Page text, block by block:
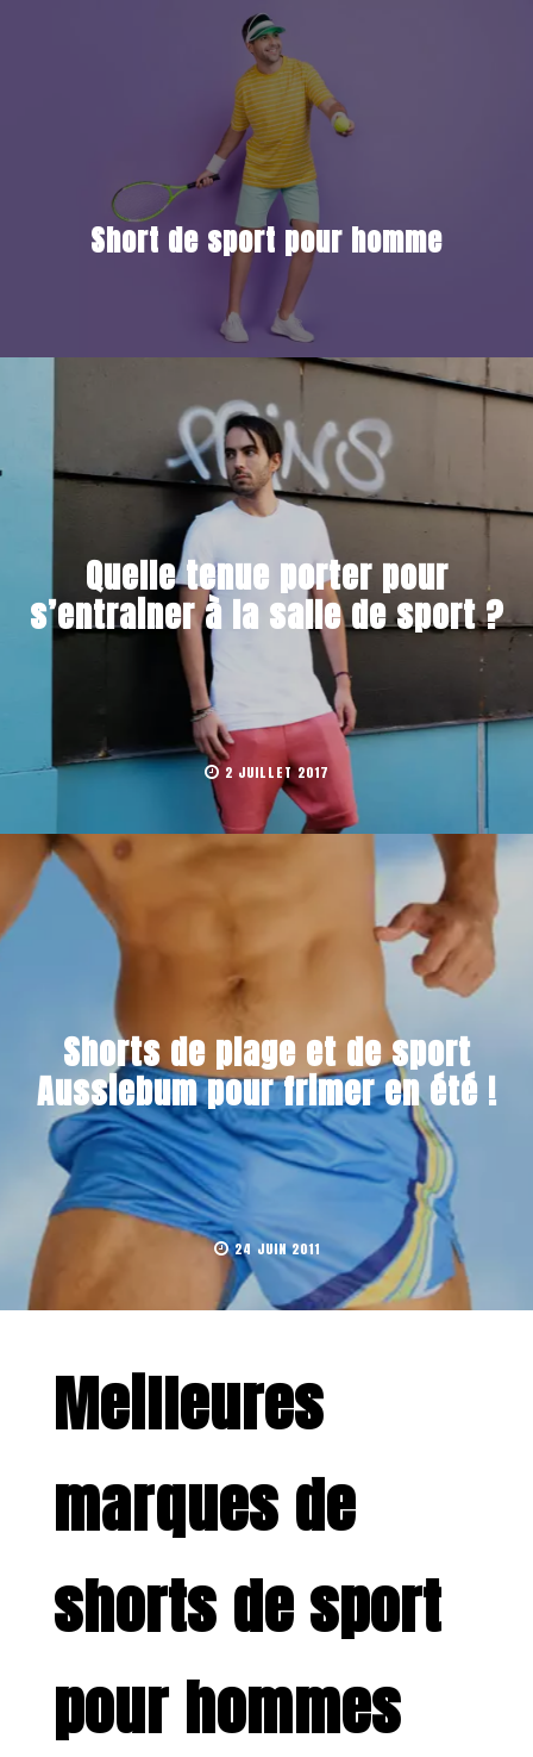
Short de sport pour homme
Quelle tenue porter pour
s’entrainer à la salle de sport ?
2 JUILLET 2017
Shorts de plage et de sport
Aussiebum pour frimer en été !
24 JUIN 2011
Meilleures
marques de
shorts de sport
pour hommes